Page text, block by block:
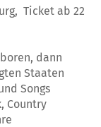
Ticket ab 22
dann
Staaten
Songs
Country